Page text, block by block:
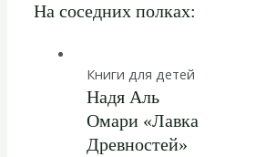
На соседних полках:
Книги для детей
Надя Аль
Омари «Лавка
Древностей»